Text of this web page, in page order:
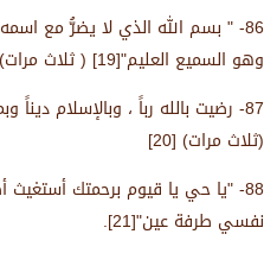
86- " بسم الله الذي لا يضرُّ مع
وهو السميع العليم"[19] ( ثلاث مرات)
87- رضيت بالله رباً ، وبالإسلام
(ثلاث مرات) [20]
88- "يا حي يا قيوم برحمتك
نفسي طرفة عين"[21].